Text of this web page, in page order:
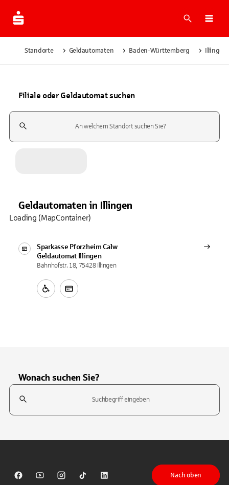
Suche
Standorte Geldautomaten Baden-Württemberg Illingen
Filiale oder Geldautomat suchen
Suchfeld
Geldautomaten in Illingen
Sparkasse Pforzheim Calw
Geldautomat Illingen
Bahnhofstr. 18, 75428 Illingen
Loading (MapContainer)
Wonach suchen Sie?
Suchfeld
Sparkasse auf Facebook
Sparkasse auf Youtube
Sparkasse auf Instagram
Sparkasse auf TikTok
Sparkasse auf LinkedIn
Nach oben